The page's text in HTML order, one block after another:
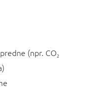
(npr. CO₂